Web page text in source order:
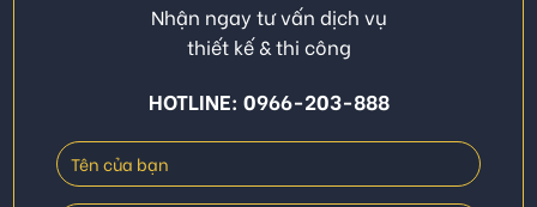
Nhận ngay tư vấn dịch vụ
thiết kế & thi công
HOTLINE: 0966-203-888